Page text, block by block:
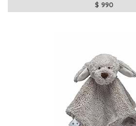
$ 990